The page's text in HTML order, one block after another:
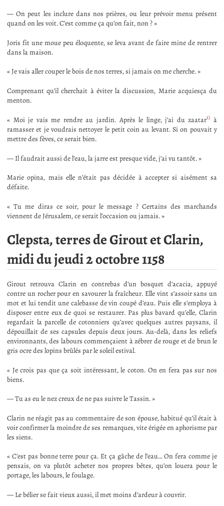
— On peut les inclure dans nos prières, ou leur prévoir menu présent
quand on les voit. C’est comme ça qu’on fait, non ? »
Joris fit une moue peu éloquente, se leva avant de faire mine de rentrer
dans la maison.
« Je vais aller couper le bois de nos terres, si jamais on me cherche. »
Comprenant qu’il cherchait à éviter la discussion, Marie acquiesça du
menton.
« Moi je vais me rendre au jardin. Après le linge, j’ai du zaatar1) à
ramasser et je voudrais nettoyer le petit coin au levant. Si on pouvait y
mettre des fèves, ce serait bien.
— Il faudrait aussi de l’eau, la jarre est presque vide, j’ai vu tantôt. »
Marie opina, mais elle n’était pas décidée à accepter si aisément sa
défaite.
« Tu me diras ce soir, pour le message ? Certains des marchands
viennent de Jérusalem, ce serait l’occasion ou jamais. »
Clepsta, terres de Girout et Clarin,
midi du jeudi 2 octobre 1158
Girout retrouva Clarin en contrebas d’un bosquet d’acacia, appuyé
contre un rocher pour en savourer la fraîcheur. Elle vint s’assoir sans un
mot et lui tendit une calebasse de vin coupé d’eau. Puis elle s’employa à
disposer entre eux de quoi se restaurer. Pas plus bavard qu’elle, Clarin
regardait la parcelle de cotonniers qu’avec quelques autres paysans, il
dépouillait de ses capsules depuis deux jours. Au-delà, dans les reliefs
environnants, des labours commençaient à zébrer de rouge et de brun le
gris ocre des lopins brûlés par le soleil estival.
« Je crois pas que ça soit intéressant, le coton. On en fera pas sur nos
biens.
— Tu as eu le nez creux de ne pas suivre le Tassin. »
Clarin ne réagit pas au commentaire de son épouse, habitué qu’il était à
voir confirmer la moindre de ses remarques, vite érigée en aphorisme par
les siens.
« C’est pas bonne terre pour ça. Et ça gâche de l’eau… On fera comme je
pensais, on va plutôt acheter nos propres bêtes, qu’on louera pour le
portage, les labours, le foulage.
— Le bélier se fait vieux aussi, il met moins d’ardeur à couvrir.